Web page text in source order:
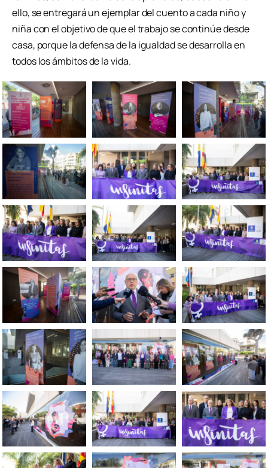
ello, se entregará un ejemplar del cuento a cada niño y
niña con el objetivo de que el trabajo se continúe desde
casa, porque la defensa de la igualdad se desarrolla en
todos los ámbitos de la vida.